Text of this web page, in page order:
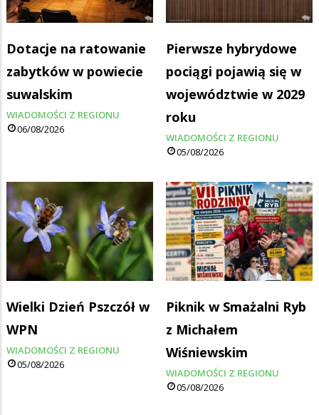
Dotacje na ratowanie
zabytków w powiecie
suwalskim
WIADOMOŚCI Z REGIONU
06/08/2026
Pierwsze hybrydowe
pociągi pojawią się w
województwie w 2029
roku
WIADOMOŚCI Z REGIONU
05/08/2026
Wielki Dzień Pszczół w
WPN
WIADOMOŚCI Z REGIONU
05/08/2026
Piknik w Smażalni Ryb
z Michałem
Wiśniewskim
WIADOMOŚCI Z REGIONU
05/08/2026